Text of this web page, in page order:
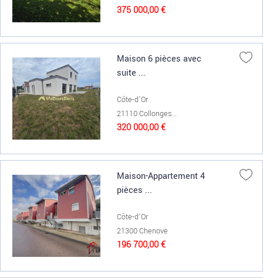
375 000,00 €
Maison 6 pièces avec
suite ...
Côte-d'Or
21110 Collonges...
320 000,00 €
Maison-Appartement 4
pièces ...
Côte-d'Or
21300 Chenove
196 700,00 €